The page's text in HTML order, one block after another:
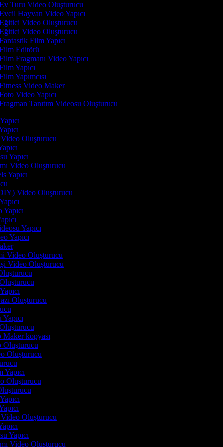
Turu Video Oluşturucu
Hayvan Video Yapıcı
Video Oluşturucu
Video Oluşturucu
Film Yapıcı
Editörü
Fragmanı Video Yapıcı
Yapıcı
Yapımcısı
Video Maker
Video Yapıcı
Tanıtım Videosu Oluşturucu
Video Oluşturucu
Yapıcı
Video Oluşturucu
Yapıcı
Video Oluşturucu
Yapıcı
Yapıcı
Video Oluşturucu
Video Oluşturucu
Oluşturucu
Maker kopyası
Oluşturucu
Oluşturucu
Yapıcı
Oluşturucu
Video Oluşturucu
Yapıcı
Video Oluşturucu